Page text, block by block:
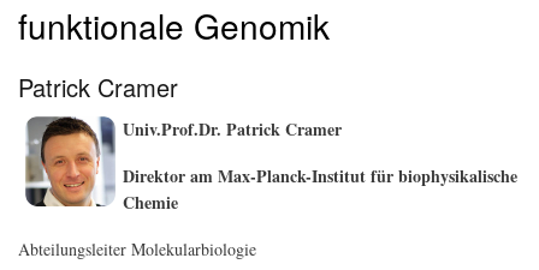
funktionale Genomik
Patrick Cramer
Univ.Prof.Dr. Patrick Cramer
Direktor am Max-Planck-Institut für biophysikalische
Chemie
Abteilungsleiter Molekularbiologie